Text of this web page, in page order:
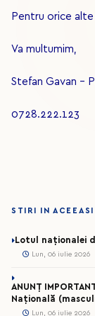
Pentru orice
Va multumim,
Stefan Gavan -
0728.222.123
STIRI IN
Lotul naționalei
Lun, 06 iulie 2026
ANUNȚ
Națională
Lun, 06 iulie 2026